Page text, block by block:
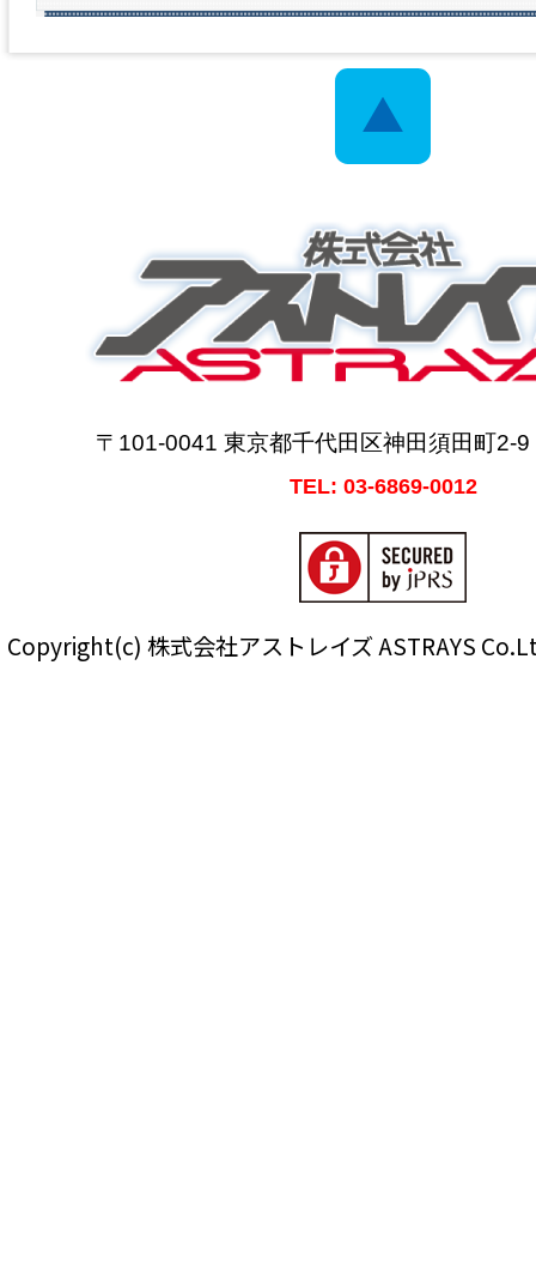
〒101-0041 東京都千代田区神田須田町
TEL: 03-6869-0012
Copyright(c) 株式会社アストレイズ ASTRAYS